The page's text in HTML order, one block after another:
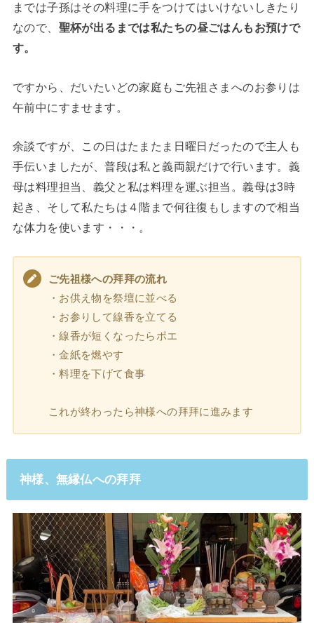
までは子孫はその料理に手をつけてはいけないしきたり
なので、 聖杯が出るまでは私たちの昼ごはんもお預けで
す。
ですから、だいたいどの家庭もご先祖さまへのお参りは
午前中にすませます。
余談ですが、この日はたまたま日曜日だったので主人も
手伝いましたが、普段は私と義両親だけで行います。義
母は料理担当、義父と私は料理を運ぶ担当。義母は3時
起き、そして私たちは４階まで何往復もしますので相当
な体力を使います・・・。
ご先祖様への拜拜の流れ
・お供え物を祭壇に並べる
・お参りして線香を立てる
・線香が短くなったらポエ
・金紙を燃やす
・料理を下げて食事
これが終わったら神様への拜拜に進みます
神様、無縁仏への拜拜